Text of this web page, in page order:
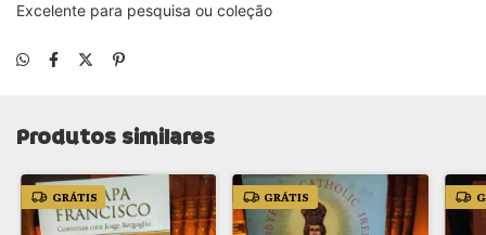
Excelente para pesquisa ou coleção
Produtos similares
GRÁTIS GRÁTIS